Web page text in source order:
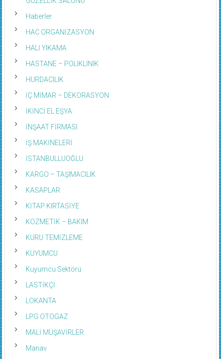
Haberler
HAC ORGANİZASYON
HALI YIKAMA
HASTANE – POLIKLINIK
HURDACILIK
İÇ MİMAR – DEKORASYON
İKİNCİ EL EŞYA
İNŞAAT FİRMASI
İŞ MAKİNELERİ
İSTANBULLUOĞLU
KARGO – TAŞIMACILIK
KASAPLAR
KİTAP KIRTASİYE
KOZMETİK – BAKIM
KURU TEMİZLEME
KUYUMCU
Kuyumcu Sektörü
LASTİKÇİ
LOKANTA
LPG OTOGAZ
MALİ MÜŞAVİRLER
Manav